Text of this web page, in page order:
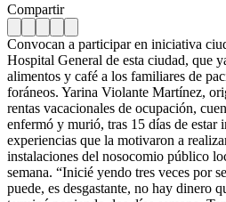
Compartir
Convocan a participar en iniciativa
Hospital General de esta ciudad, que
alimentos y café a los familiares de
foráneos. Yarina Violante Martínez,
rentas vacacionales de ocupación,
enfermó y murió, tras 15 días de estar
experiencias que la motivaron a
instalaciones del nosocomio público
semana. “Inicié yendo tres veces por
puede, es desgastante, no hay dinero